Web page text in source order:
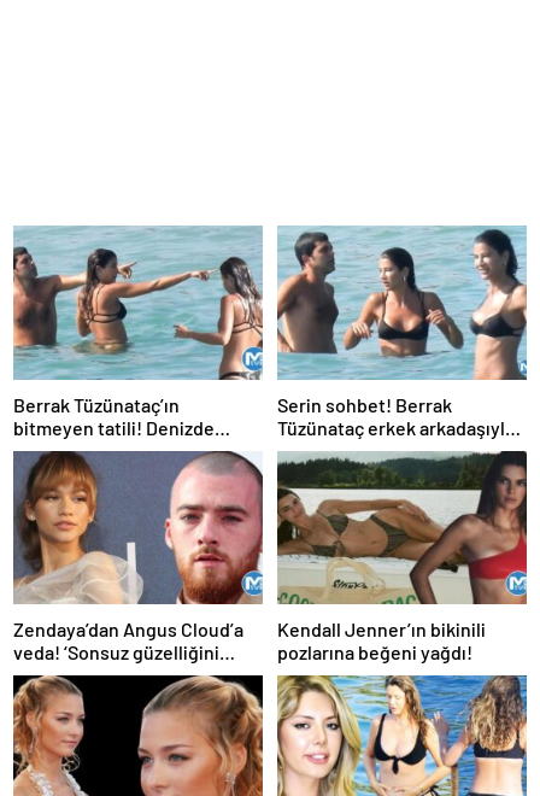
Berrak Tüzünataç’ın
bitmeyen tatili! Denizde
sohbet etti
Serin sohbet! Berrak
Tüzünataç erkek arkadaşıyla
tatilde…
Zendaya’dan Angus Cloud’a
veda! ‘Sonsuz güzelliğini
anlatmaya kelimeler yetmez’
Kendall Jenner’ın bikinili
pozlarına beğeni yağdı!